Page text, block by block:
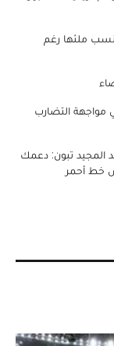
ملئها رغم
مواجهة التضارب
المجيد تبون: دعمك
خط أحمر